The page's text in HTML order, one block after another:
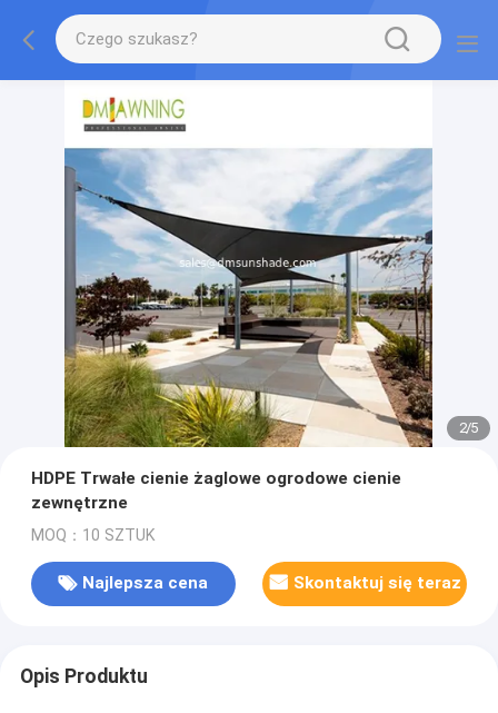
2/5
HDPE Trwałe cienie żaglowe ogrodowe cienie
zewnętrzne
MOQ：10 SZTUK
Najlepsza cena Skontaktuj się teraz
Opis Produktu